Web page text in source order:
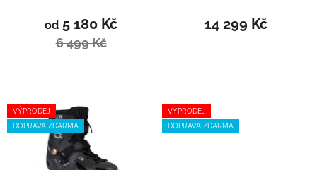
od 5 180 Kč
6 499 Kč
14 299 Kč
VÝPRODEJ
DOPRAVA ZDARMA
VÝPRODEJ
DOPRAVA ZDARMA